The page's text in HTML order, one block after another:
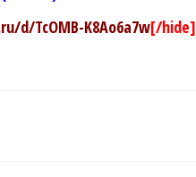
d/TcOMB-K8Ao6a7w[/hide]